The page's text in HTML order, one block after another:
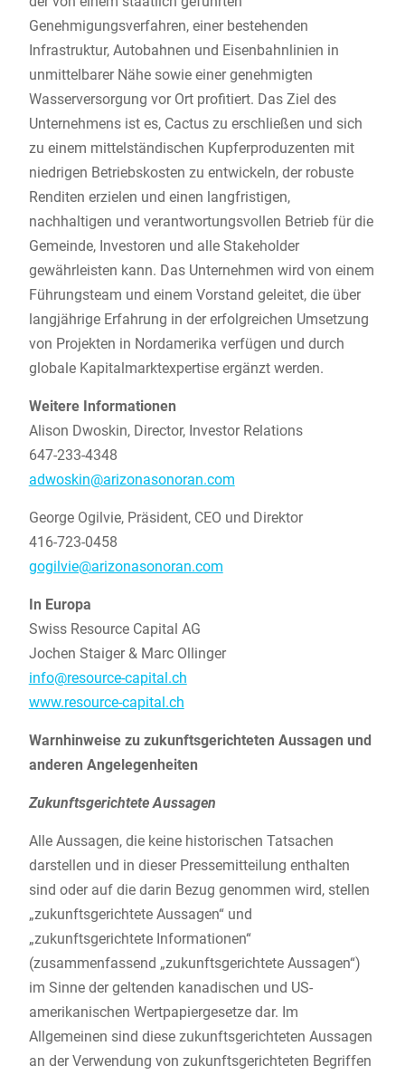
Genehmigungsverfahren, einer bestehenden
Infrastruktur, Autobahnen und Eisenbahnlinien in
unmittelbarer Nähe sowie einer genehmigten
Wasserversorgung vor Ort profitiert. Das Ziel des
Unternehmens ist es, Cactus zu erschließen und sich
zu einem mittelständischen Kupferproduzenten mit
niedrigen Betriebskosten zu entwickeln, der robuste
Renditen erzielen und einen langfristigen,
nachhaltigen und verantwortungsvollen Betrieb für die
Gemeinde, Investoren und alle Stakeholder
gewährleisten kann. Das Unternehmen wird von einem
Führungsteam und einem Vorstand geleitet, die über
langjährige Erfahrung in der erfolgreichen Umsetzung
von Projekten in Nordamerika verfügen und durch
globale Kapitalmarktexpertise ergänzt werden.
Weitere Informationen
Alison Dwoskin, Director, Investor Relations
647-233-4348
adwoskin@arizonasonoran.com
George Ogilvie, Präsident, CEO und Direktor
416-723-0458
gogilvie@arizonasonoran.com
In Europa
Swiss Resource Capital AG
Jochen Staiger & Marc Ollinger
info@resource-capital.ch
www.resource-capital.ch
Warnhinweise zu zukunftsgerichteten Aussagen und
anderen Angelegenheiten
Zukunftsgerichtete Aussagen
Alle Aussagen, die keine historischen Tatsachen
darstellen und in dieser Pressemitteilung enthalten
sind oder auf die darin Bezug genommen wird, stellen
„zukunftsgerichtete Aussagen“ und
„zukunftsgerichtete Informationen“
(zusammenfassend „zukunftsgerichtete Aussagen“)
im Sinne der geltenden kanadischen und US-
amerikanischen Wertpapiergesetze dar. Im
Allgemeinen sind diese zukunftsgerichteten Aussagen
an der Verwendung von zukunftsgerichteten Begriffen